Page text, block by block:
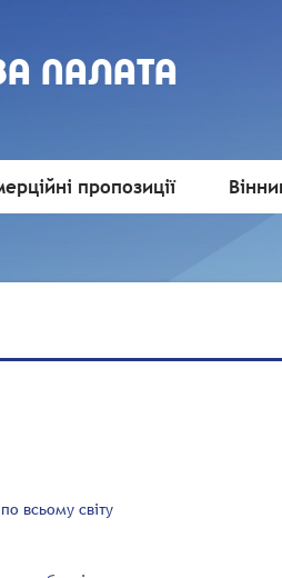
ПАЛАТА
пропозиції
всьому світу